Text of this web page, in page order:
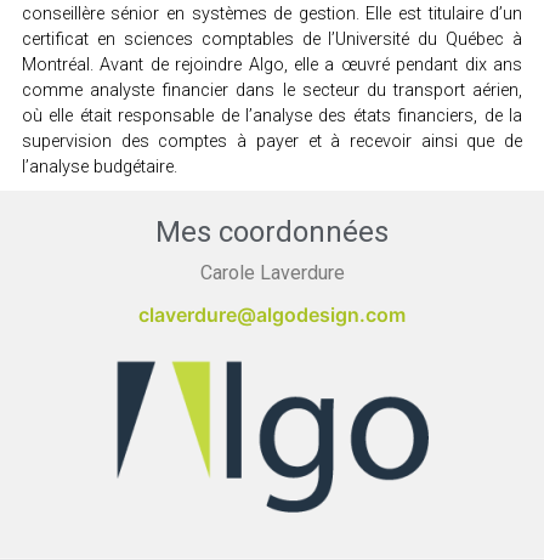
conseillère sénior en systèmes de gestion. Elle est titulaire d’un
certificat en sciences comptables de l’Université du Québec à
Montréal. Avant de rejoindre Algo, elle a œuvré pendant dix ans
comme analyste financier dans le secteur du transport aérien,
où elle était responsable de l’analyse des états financiers, de la
supervision des comptes à payer et à recevoir ainsi que de
l’analyse budgétaire.
Mes coordonnées
Carole Laverdure
claverdure@algodesign.com